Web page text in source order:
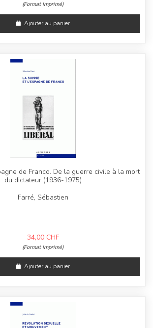
(Format Imprimé)
Ajouter au panier
de Franco. De la guerre civile à la mort
du dictateur (1936-1975)
Farré, Sébastien
34,00 CHF
(Format Imprimé)
Ajouter au panier